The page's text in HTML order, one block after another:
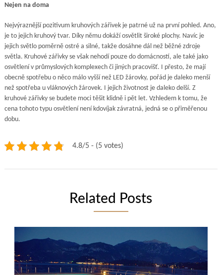
Nejen na doma
Nejvýraznější pozitivum kruhových zářivek je patrné už na první pohled. Ano,
je to jejich kruhový tvar. Díky němu dokáží osvětlit široké plochy. Navíc je
jejich světlo poměrně ostré a silné, takže dosáhne dál než běžné zdroje
světla. Kruhové zářivky se však nehodí pouze do domácností, ale také jako
osvětlení v průmyslových komplexech či jiných pracovišť. I přesto, že mají
obecně spotřebu o něco málo vyšší než LED žárovky, pořád je daleko menší
než spotřeba u vláknových žárovek. I jejich životnost je daleko delší. Z
kruhové zářivky se budete moci těšit klidně i pět let. Vzhledem k tomu, že
cena tohoto typu osvětlení není kdovíjak závratná, jedná se o přiměřenou
dobu.
4.8/5 - (5 votes)
Related Posts